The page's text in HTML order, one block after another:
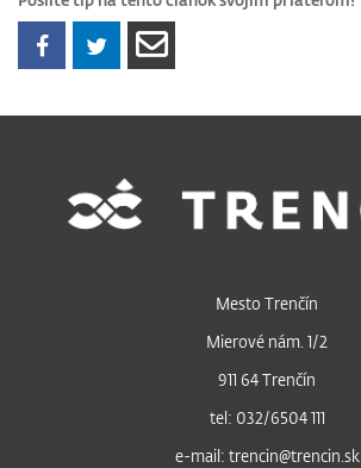
Mesto Trenčín
Mierové nám. 1/2
911 64 Trenčín
tel: 032/6504 111
e-mail: trencin@trencin.sk